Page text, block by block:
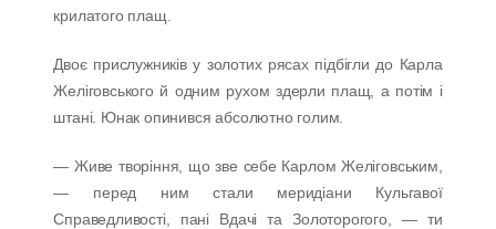
крилатого плащ.
Двоє прислужників у золотих рясах підбігли до Карла
Желіговського й одним рухом здерли плащ, а потім і
штані. Юнак опинився абсолютно голим.
— Живе творіння, що зве себе Карлом Желіговським,
— перед ним стали меридіани Кульгавої
Справедливості, пані Вдачі та Золоторогого, — ти